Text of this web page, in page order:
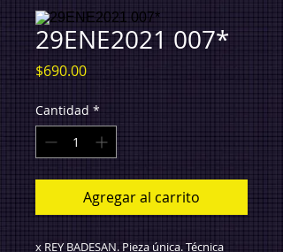
29ENE2021 007*
$690.00Precio
Cantidad *
Agregar al carrito
x REY BADESAN. Pieza única. Técnica